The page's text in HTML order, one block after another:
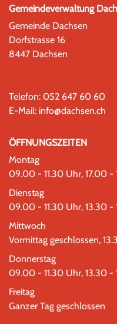
Gemeindeverwaltung
Gemeinde Dachsen
Dorfstrasse 16
8447 Dachsen
Telefon: 052 647 60 60
E-Mail: info@dachsen.ch
ÖFFNUNGSZEITEN
Montag
09.00 - 11.30 Uhr, 17.00 -
Dienstag
09.00 - 11.30 Uhr, 13.30 -
Mittwoch
Vormittag geschlossen,
Donnerstag
09.00 - 11.30 Uhr, 13.30 -
Freitag
Ganzer Tag geschlossen